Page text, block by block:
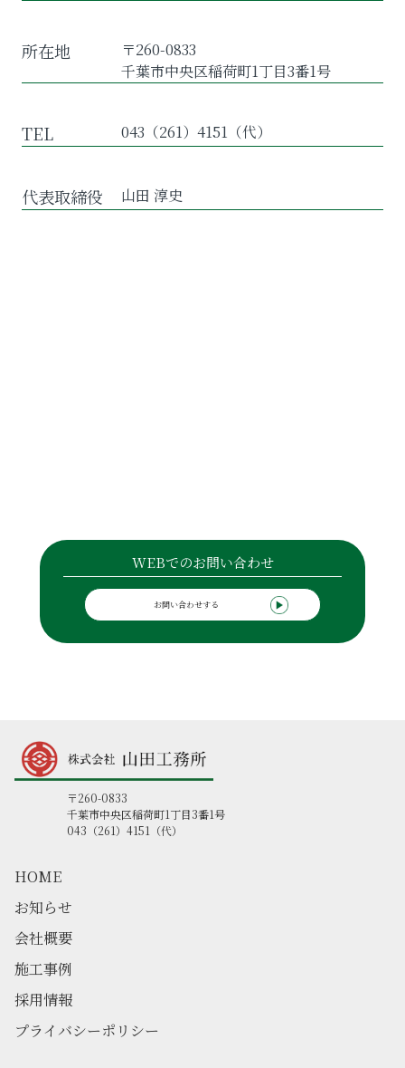
所在地
〒260-0833
千葉市中央区稲荷町1丁目3番1号
TEL 043（261）4151（代）
代表取締役 山田 淳史
WEBでのお問い合わせ
お問い合わせする
〒260-0833
千葉市中央区稲荷町1丁目3番1号
043（261）4151（代）
HOME
お知らせ
会社概要
施工事例
採用情報
プライバシーポリシー